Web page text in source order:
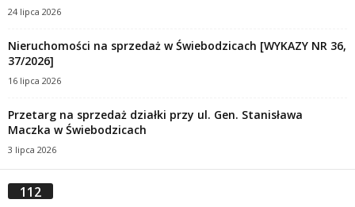
24 lipca 2026
Nieruchomości na sprzedaż w Świebodzicach [WYKAZY NR 36,
37/2026]
16 lipca 2026
Przetarg na sprzedaż działki przy ul. Gen. Stanisława
Maczka w Świebodzicach
3 lipca 2026
112